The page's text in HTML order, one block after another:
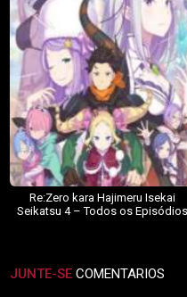
Re:Zero kara Hajimeru Isekai
Seikatsu 4 – Todos os Episódios
JUNTE-SE COMENTARIOS